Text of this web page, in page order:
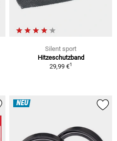
Silent sport
Hitzeschutzband
29,99 €1
NEU